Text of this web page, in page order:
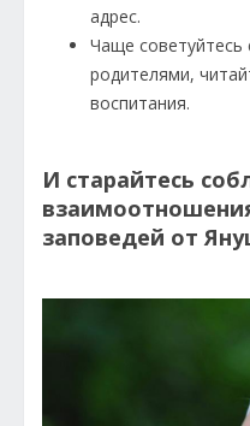
адрес.
Чаще советуйтесь
родителями,
воспитания.
И старайтесь
заповедей от